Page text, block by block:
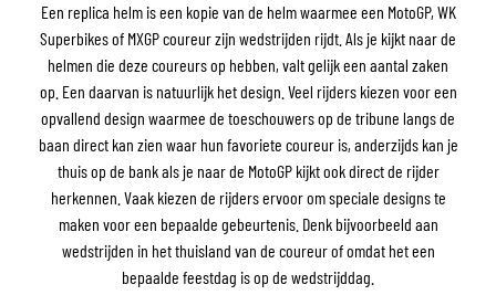
Een replica helm is een kopie van de helm waarmee een MotoGP, WK
Superbikes of MXGP coureur zijn wedstrijden rijdt. Als je kijkt naar de
helmen die deze coureurs op hebben, valt gelijk een aantal zaken
op. Een daarvan is natuurlijk het design. Veel rijders kiezen voor een
opvallend design waarmee de toeschouwers op de tribune langs de
baan direct kan zien waar hun favoriete coureur is, anderzijds kan je
thuis op de bank als je naar de MotoGP kijkt ook direct de rijder
herkennen. Vaak kiezen de rijders ervoor om speciale designs te
maken voor een bepaalde gebeurtenis. Denk bijvoorbeeld aan
wedstrijden in het thuisland van de coureur of omdat het een
bepaalde feestdag is op de wedstrijddag.